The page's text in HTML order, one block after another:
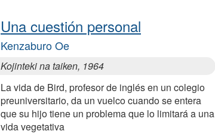
Una cuestión personal
Kenzaburo Oe
Kojinteki na taiken, 1964
La vida de Bird, profesor de inglés en un colegio
preuniversitario, da un vuelco cuando se entera
que su hijo tiene un problema que lo limitará a una
vida vegetativa